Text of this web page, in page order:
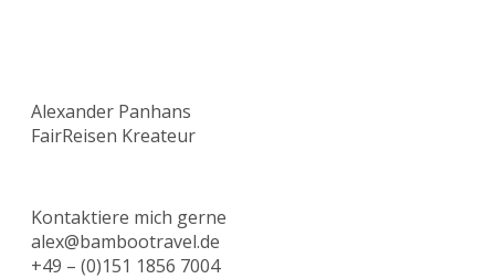
Alexander Panhans
FairReisen Kreateur
Kontaktiere mich gerne
alex@bambootravel.de
+49 – (0)151 1856 7004